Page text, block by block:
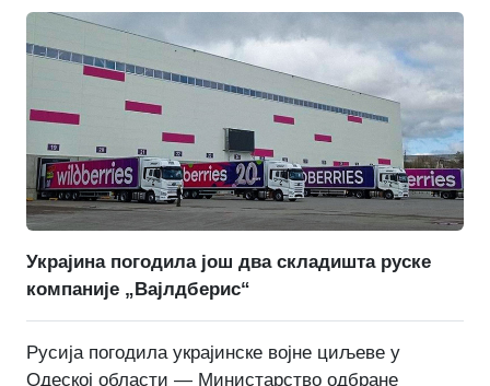
Украјина погодила још два складишта руске
компаније „Вајлдберис“
Русија погодила украјинске војне циљеве у
Одеској области — Министарство одбране